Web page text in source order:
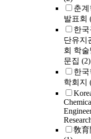
춘
발표회
한
단유지
회 학
문집 (2)
한
학회지
敎